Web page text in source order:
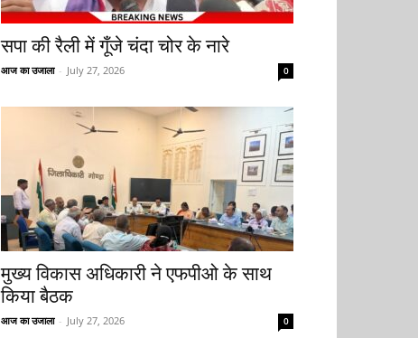
सपा की रैली में गूँजे चंदा चोर के नारे
आज का उजाला - July 27, 2026 0
मुख्य विकास अधिकारी ने एफपीओ के साथ
किया बैठक
आज का उजाला - July 27, 2026 0